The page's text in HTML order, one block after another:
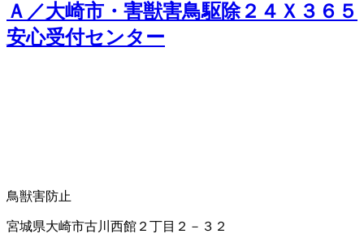
Ａ／大崎市・害獣害鳥駆除２４Ｘ３６５
安心受付センター
鳥獣害防止
宮城県大崎市古川西館２丁目２－３２